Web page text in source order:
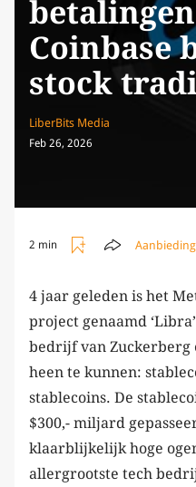
Coinbase
stock
LiberBits Media
Feb 26, 2026
2 min
4 jaar geleden is het
project genaamd
bedrijf van Zuckerberg
heen te kunnen:
stablecoins. De
$300,- miljard
klaarblijkelijk hoge
allergrootste tech